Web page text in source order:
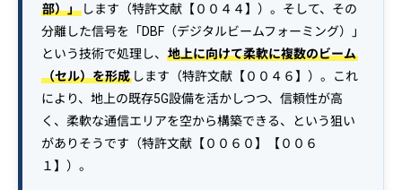
部）」します（特許文献【００４４】）。そして、その
分離した信号を「DBF（デジタルビームフォーミング）」
という技術で処理し、 地上に向けて柔軟に複数のビーム
（セル）を形成します（特許文献【００４６】）。これ
により、地上の既存5G設備を活かしつつ、信頼性が高
く、柔軟な通信エリアを空から構築できる、という狙い
がありそうです（特許文献【００６０】【００６
１】）。